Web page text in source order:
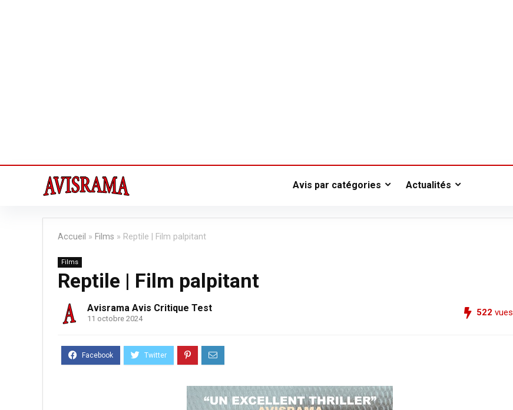
Avis par catégories Actualités
Accueil » Films » Reptile | Film palpitant
Films
Reptile | Film palpitant
Avisrama Avis Critique Test
11 octobre 2024
522 vues